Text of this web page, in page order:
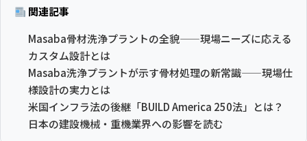
関連記事
Masaba骨材洗浄プラントの全貌——現場ニーズに応える
カスタム設計とは
Masaba洗浄プラントが示す骨材処理の新常識——現場仕
様設計の実力とは
米国インフラ法の後継「BUILD America 250法」とは？
日本の建設機械・重機業界への影響を読む